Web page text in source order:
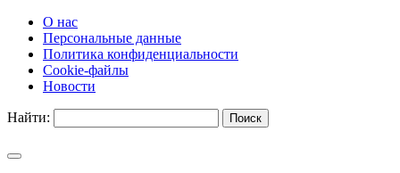
О нас
Персональные данные
Политика конфиденциальности
Cookie-файлы
Новости
Найти: